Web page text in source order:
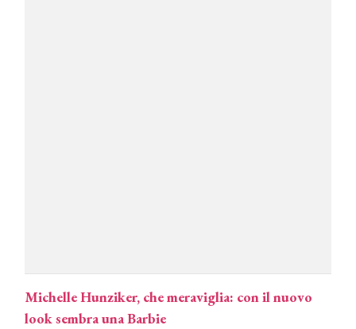
Michelle Hunziker, che meraviglia: con il nuovo
look sembra una Barbie